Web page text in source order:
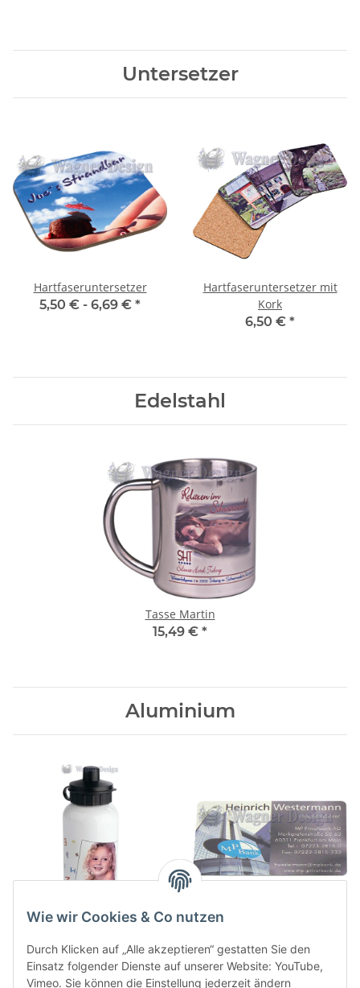
Untersetzer
Hartfaseruntersetzer
5,50 € - 6,69 € *
Hartfaseruntersetzer mit
Kork
6,50 € *
Edelstahl
Tasse Martin
15,49 € *
Aluminium
Trinkflasche Weiß
14,99 € -
16,99 €
Visitenkarte / Typenschild
4,50 €
*
Wie wir Cookies & Co nutzen
Durch Klicken auf „Alle akzeptieren“ gestatten Sie den
Einsatz folgender Dienste auf unserer Website: YouTube,
Vimeo. Sie können die Einstellung jederzeit ändern